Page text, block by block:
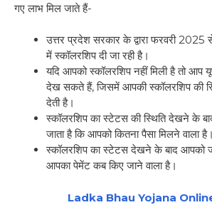
गए लाभ मिल जाते हैं-
उत्तर प्रदेश सरकार के द्वारा फरवरी 2025 से
में स्कॉलरशिप दी जा रही है।
यदि आपको स्कॉलरशिप नहीं मिली है तो आप
देख सकते हैं, जिसमें आपकी स्कॉलरशिप की
देती है।
स्कॉलरशिप का स्टेटस की स्थिति देखने के
जाता है कि आपको कितना पैसा मिलने वाला है।
स्कॉलरशिप का स्टेटस देखने के बाद आपको
आपका पेमेंट कब किए जाने वाला है।
Ladka Bhau Yojana